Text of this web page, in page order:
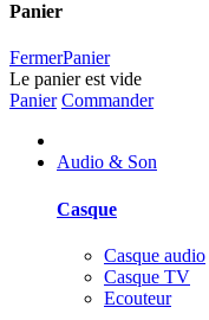
Panier
FermerPanier
Le panier est vide
Panier Commander
Audio & Son
Casque
Casque audio
Casque TV
Ecouteur